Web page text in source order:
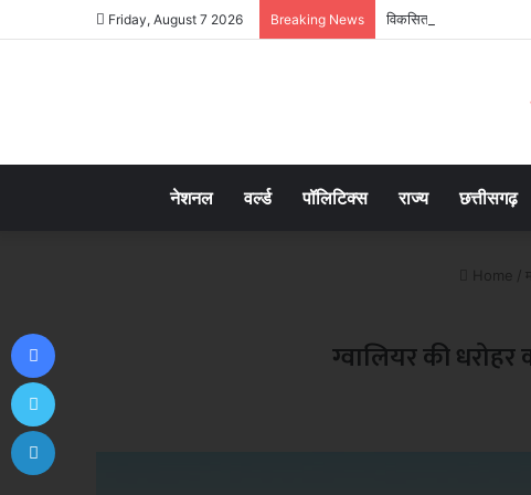
Friday, August 7 2026 Breaking News विकसित मध्यप्रदेश-2047’
नेशनल वर्ल्ड पॉलिटिक्स राज्य छत्तीसगढ़
Home /
ग्वालियर की